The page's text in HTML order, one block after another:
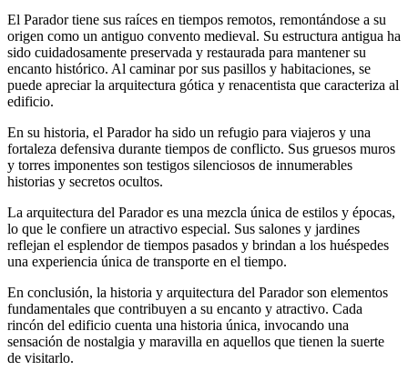
El Parador tiene sus raíces en tiempos remotos, remontándose a su
origen como un antiguo convento medieval. Su estructura antigua ha
sido cuidadosamente preservada y restaurada para mantener su
encanto histórico. Al caminar por sus pasillos y habitaciones, se
puede apreciar la arquitectura gótica y renacentista que caracteriza al
edificio.
En su historia, el Parador ha sido un refugio para viajeros y una
fortaleza defensiva durante tiempos de conflicto. Sus gruesos muros
y torres imponentes son testigos silenciosos de innumerables
historias y secretos ocultos.
La arquitectura del Parador es una mezcla única de estilos y épocas,
lo que le confiere un atractivo especial. Sus salones y jardines
reflejan el esplendor de tiempos pasados y brindan a los huéspedes
una experiencia única de transporte en el tiempo.
En conclusión, la historia y arquitectura del Parador son elementos
fundamentales que contribuyen a su encanto y atractivo. Cada
rincón del edificio cuenta una historia única, invocando una
sensación de nostalgia y maravilla en aquellos que tienen la suerte
de visitarlo.